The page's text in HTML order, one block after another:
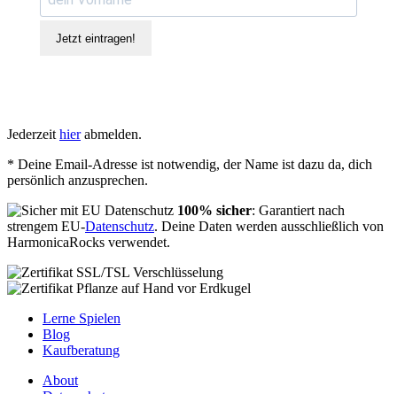
Jetzt eintragen!
Jederzeit hierabmelden.
* Deine Email-Adresse ist notwendig, der Name ist dazu da, dich
persönlich anzusprechen.
100% sicher: Garantiert nach
strengem EU-Datenschutz. Deine Daten werden ausschließlich von
HarmonicaRocks verwendet.
Lerne Spielen
Blog
Kaufberatung
About